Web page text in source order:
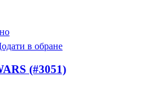
в обране
(#3051)